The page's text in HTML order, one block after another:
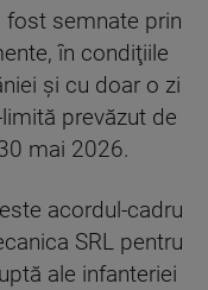
fost semnate prin
în condiţiile
şi cu doar o zi
prevăzut de
mai 2026.
acordul-cadru
SRL pentru
ale infanteriei